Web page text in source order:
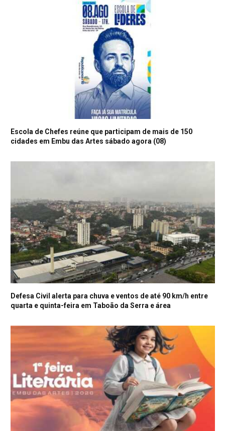
Escola de Chefes reúne que participam de mais de 150
cidades em Embu das Artes sábado agora (08)
Defesa Civil alerta para chuva e ventos de até 90 km/h entre
quarta e quinta-feira em Taboão da Serra e área